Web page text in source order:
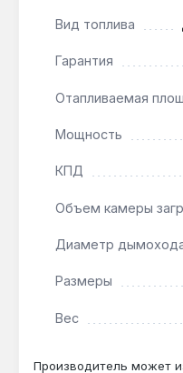
регулируют
повышают
Длительная
режим тления
непрерывного
Печь Vesuvi classic
частных домов, дач,
доставка по Украине.
площадью 200
Вид топлива
Гарантия
Отапливаемая
Мощность
КПД
Объем камеры
Диаметр
Размеры
Вес
Производитель может